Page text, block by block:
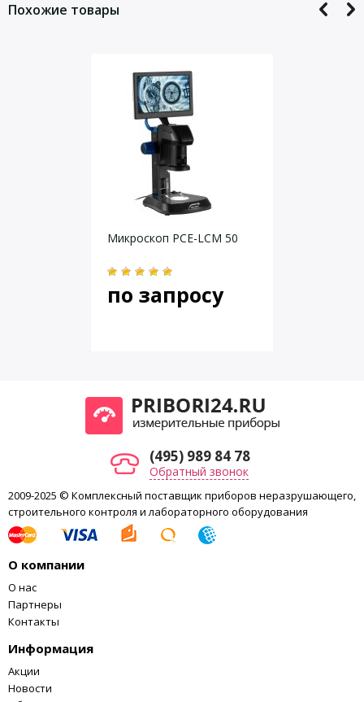
крышка объектива
Портативный микроскоп 10X для контроля
поверхности TQC LD6169
обработку персональных данных
Похожие товары
Микроскоп PCE-LCM 50
по запросу
(495) 989 84 78
Обратный звонок
2009-2025 © Комплексный поставщик приборов неразрушающего,
строительного контроля и лабораторного оборудования
О компании
О нас
Партнеры
Контакты
Информация
Акции
Новости